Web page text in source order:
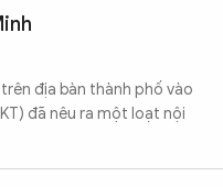
địa bàn thành phố vào
đã nêu ra một loạt nội